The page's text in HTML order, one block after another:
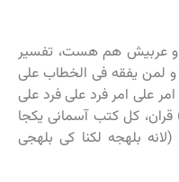
و عربیش هم هست، تفسیر
و لمن یفقه فی الخطاب علی
علی امر فرد علی فرد علی
کل کتب آسمانی یکجا
بلهجه لکنا کی بلهجی